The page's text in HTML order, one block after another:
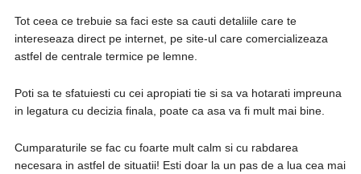
Tot ceea ce trebuie sa faci este sa cauti detaliile care te
intereseaza direct pe internet, pe site-ul care comercializeaza
astfel de centrale termice pe lemne.
Poti sa te sfatuiesti cu cei apropiati tie si sa va hotarati impreuna
in legatura cu decizia finala, poate ca asa va fi mult mai bine.
Cumparaturile se fac cu foarte mult calm si cu rabdarea
necesara in astfel de situatii! Esti doar la un pas de a lua cea mai